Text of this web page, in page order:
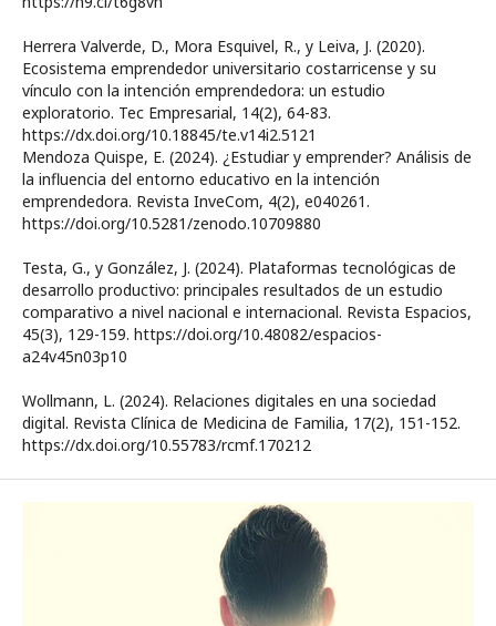
Herrera Valverde, D., Mora Esquivel, R., y Leiva, J. (2020).
Ecosistema emprendedor universitario costarricense y su
vínculo con la intención emprendedora: un estudio
exploratorio. Tec Empresarial, 14(2), 64-83.
https://dx.doi.org/10.18845/te.v14i2.5121
Mendoza Quispe, E. (2024). ¿Estudiar y emprender? Análisis de
la influencia del entorno educativo en la intención
emprendedora. Revista InveCom, 4(2), e040261.
https://doi.org/10.5281/zenodo.10709880
Testa, G., y González, J. (2024). Plataformas tecnológicas de
desarrollo productivo: principales resultados de un estudio
comparativo a nivel nacional e internacional. Revista Espacios,
45(3), 129-159. https://doi.org/10.48082/espacios-
a24v45n03p10
Wollmann, L. (2024). Relaciones digitales en una sociedad
digital. Revista Clínica de Medicina de Familia, 17(2), 151-152.
https://dx.doi.org/10.55783/rcmf.170212